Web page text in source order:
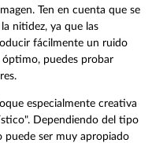
Ten en cuenta que se
nitidez, ya que las
fácilmente un ruido
óptimo, puedes probar
especialmente creativa
Dependiendo del tipo
puede ser muy apropiado